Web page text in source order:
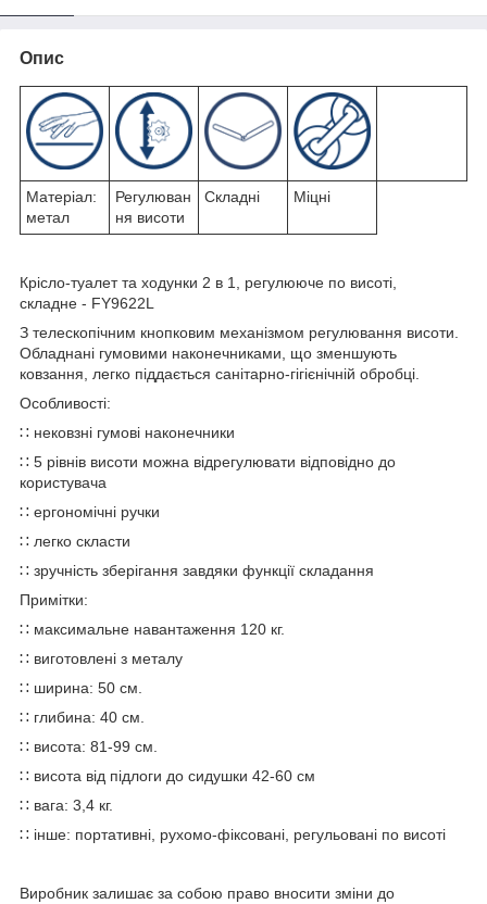
Опис
Матеріал:
метал
Регулюван
ня висоти
Складні Міцні
Крісло-туалет та ходунки 2 в 1, регулююче по висоті,
складне - FY9622L
З телескопічним кнопковим механізмом регулювання висоти.
Обладнані гумовими наконечниками, що зменшують
ковзання, легко піддається санітарно-гігієнічній обробці.
Особливості:
∷ нековзні гумові наконечники
∷ 5 рівнів висоти можна відрегулювати відповідно до
користувача
∷ ергономічні ручки
∷ легко скласти
∷ зручність зберігання завдяки функції складання
Примітки:
∷ максимальне навантаження 120 кг.
∷ виготовлені з металу
∷ ширина: 50 см.
∷ глибина: 40 см.
∷ висота: 81-99 см.
∷ висота від підлоги до сидушки 42-60 см
∷ вага: 3,4 кг.
∷ інше: портативні, рухомо-фіксовані, регульовані по висоті
Виробник залишає за собою право вносити зміни до